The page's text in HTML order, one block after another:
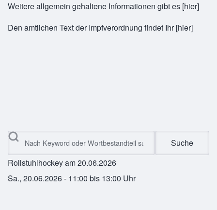
Weitere allgemein gehaltene Informationen gibt es [hier]
Den amtlichen Text der Impfverordnung findet Ihr[hier]
Suche
Rollstuhlhockey am 20.06.2026
Sa., 20.06.2026 - 11:00 bis 13:00 Uhr